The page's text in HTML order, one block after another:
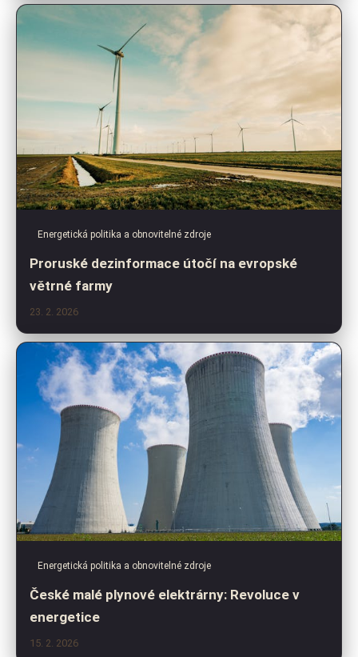
Energetická politika a obnovitelné zdroje
Proruské dezinformace útočí na evropské
větrné farmy
23. 2. 2026
Energetická politika a obnovitelné zdroje
České malé plynové elektrárny: Revoluce v
energetice
15. 2. 2026